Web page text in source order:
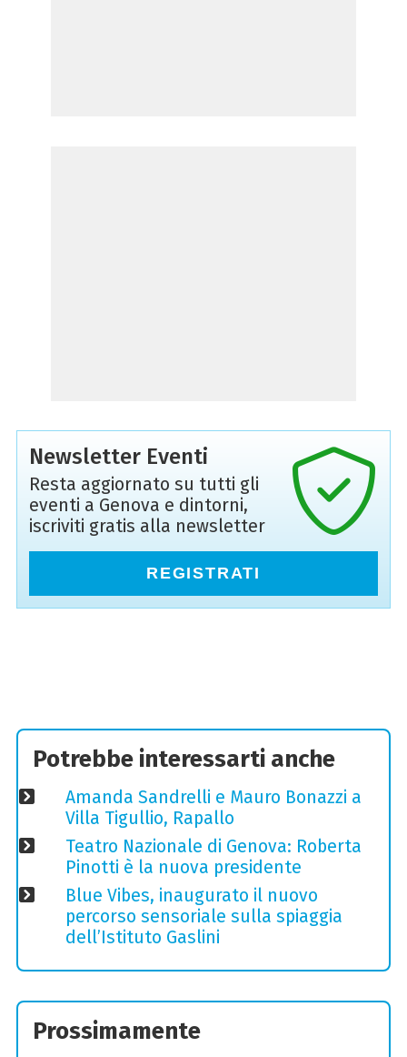
Newsletter Eventi
Resta aggiornato su tutti gli
eventi a Genova e dintorni,
iscriviti gratis alla newsletter
REGISTRATI
Potrebbe interessarti anche
Amanda Sandrelli e Mauro Bonazzi a
Villa Tigullio, Rapallo
Teatro Nazionale di Genova: Roberta
Pinotti è la nuova presidente
Blue Vibes, inaugurato il nuovo
percorso sensoriale sulla spiaggia
dell’Istituto Gaslini
Prossimamente